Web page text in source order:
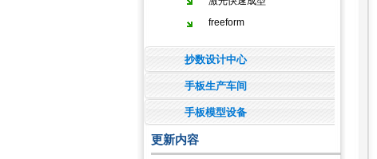
freeform
抄数设计中心
手板生产车间
手板模型设备
更新内容